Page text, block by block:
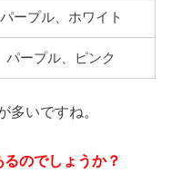
パープル、ホワイト
パープル、ピンク
多いですね。
のでしょうか？